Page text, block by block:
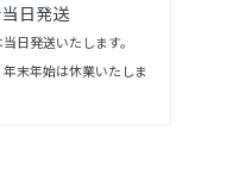
日発送
日発送いたします。
末年始は休業いたしま